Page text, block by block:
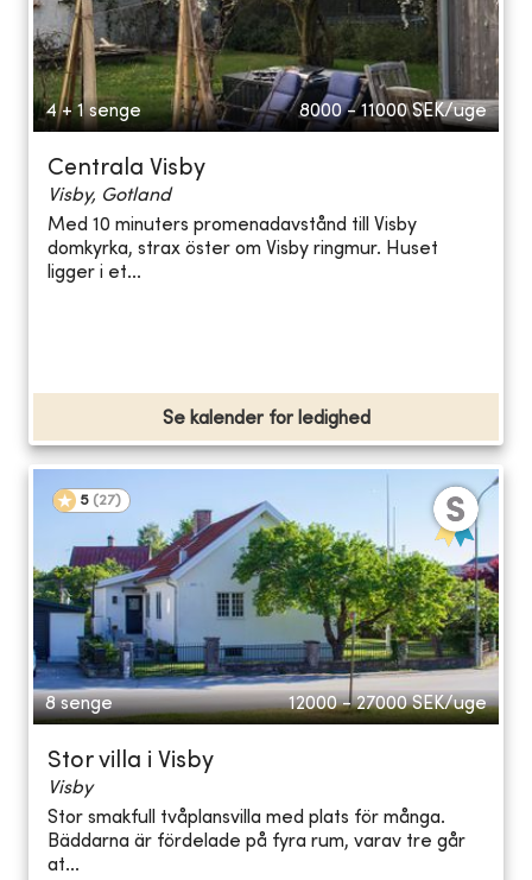
4 + 1 senge 8000 - 11000 SEK/uge
Centrala Visby
Visby, Gotland
Med 10 minuters promenadavstånd till Visby
domkyrka, strax öster om Visby ringmur. Huset
ligger i et...
Se kalender for ledighed
5 (27)
8 senge 12000 - 27000 SEK/uge
Stor villa i Visby
Visby
Stor smakfull tvåplansvilla med plats för många.
Bäddarna är fördelade på fyra rum, varav tre går
at...